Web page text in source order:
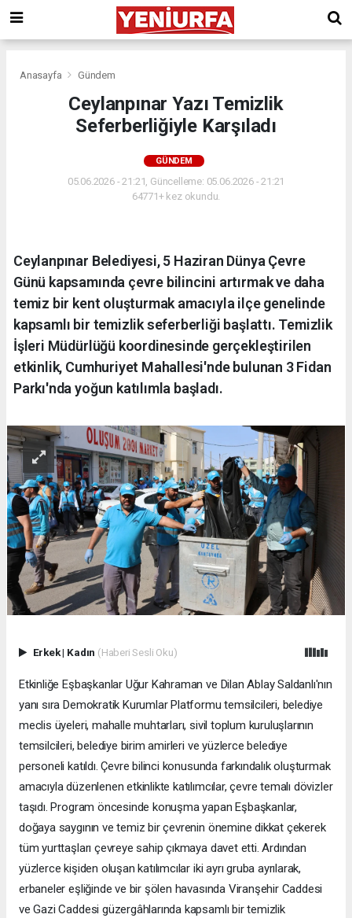
Anasayfa Gündem
Ceylanpınar Yazı Temizlik
Seferberliğiyle Karşıladı
GÜNDEM
05.06.2026 - 21:21, Güncelleme: 05.06.2026 - 21:21
64771+ kez okundu.
Ceylanpınar Belediyesi, 5 Haziran Dünya Çevre
Günü kapsamında çevre bilincini artırmak ve daha
temiz bir kent oluşturmak amacıyla ilçe genelinde
kapsamlı bir temizlik seferberliği başlattı. Temizlik
İşleri Müdürlüğü koordinesinde gerçekleştirilen
etkinlik, Cumhuriyet Mahallesi'nde bulunan 3 Fidan
Parkı'nda yoğun katılımla başladı.
Erkek| Kadın (Haberi Sesli Oku)
Etkinliğe Eşbaşkanlar Uğur Kahraman ve Dilan Ablay Saldanlı'nın
yanı sıra Demokratik Kurumlar Platformu temsilcileri, belediye
meclis üyeleri, mahalle muhtarları, sivil toplum kuruluşlarının
temsilcileri, belediye birim amirleri ve yüzlerce belediye
personeli katıldı. Çevre bilinci konusunda farkındalık oluşturmak
amacıyla düzenlenen etkinlikte katılımcılar, çevre temalı dövizler
taşıdı. Program öncesinde konuşma yapan Eşbaşkanlar,
doğaya saygının ve temiz bir çevrenin önemine dikkat çekerek
tüm yurttaşları çevreye sahip çıkmaya davet etti. Ardından
yüzlerce kişiden oluşan katılımcılar iki ayrı gruba ayrılarak,
erbaneler eşliğinde ve bir şölen havasında Viranşehir Caddesi
ve Gazi Caddesi güzergâhlarında kapsamlı bir temizlik